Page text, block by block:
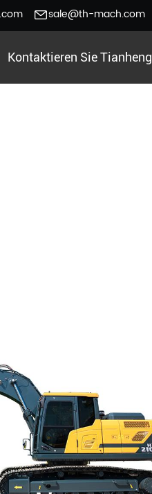
sale@th-mach.com
Kontaktieren Sie Tianheng